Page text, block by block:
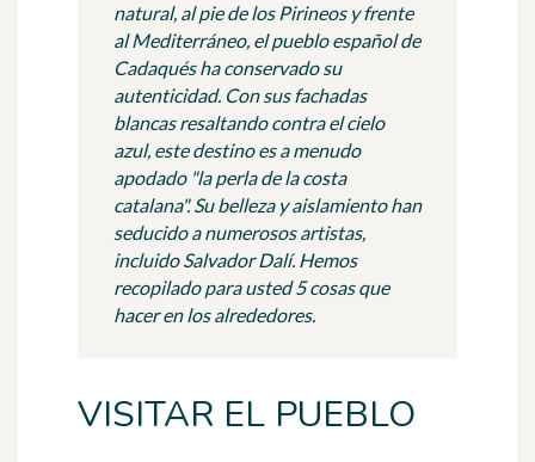
natural, al pie de los Pirineos y frente
al Mediterráneo, el pueblo español de
Cadaqués ha conservado su
autenticidad. Con sus fachadas
blancas resaltando contra el cielo
azul, este destino es a menudo
apodado "la perla de la costa
catalana". Su belleza y aislamiento han
seducido a numerosos artistas,
incluido Salvador Dalí. Hemos
recopilado para usted 5 cosas que
hacer en los alrededores.
VISITAR EL PUEBLO